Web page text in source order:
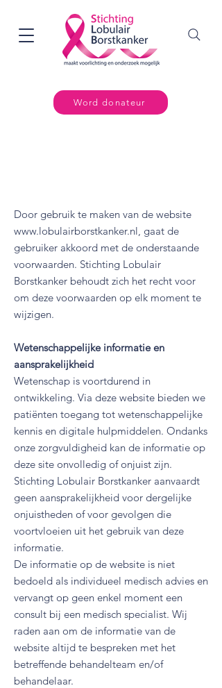
Word donateur
Door gebruik te maken van de website
www.lobulairborstkanker.nl, gaat de
gebruiker akkoord met de onderstaande
voorwaarden. Stichting Lobulair
Borstkanker behoudt zich het recht voor
om deze voorwaarden op elk moment te
wijzigen.
Wetenschappelijke informatie en
aansprakelijkheid
Wetenschap is voortdurend in
ontwikkeling. Via deze website bieden we
patiënten toegang tot wetenschappelijke
kennis en digitale hulpmiddelen. Ondanks
onze zorgvuldigheid kan de informatie op
deze site onvolledig of onjuist zijn.
Stichting Lobulair Borstkanker aanvaardt
geen aansprakelijkheid voor dergelijke
onjuistheden of voor gevolgen die
voortvloeien uit het gebruik van deze
informatie.
De informatie op de website is niet
bedoeld als individueel medisch advies en
vervangt op geen enkel moment een
consult bij een medisch specialist. Wij
raden aan om de informatie van de
website altijd te bespreken met het
betreffende behandelteam en/of
behandelaar.